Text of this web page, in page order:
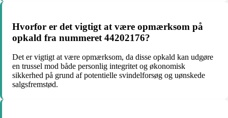
Hvorfor er det vigtigt at være opmærksom på
opkald fra nummeret 44202176?
Det er vigtigt at være opmærksom, da disse opkald kan udgøre
en trussel mod både personlig integritet og økonomisk
sikkerhed på grund af potentielle svindelforsøg og uønskede
salgsfremstød.